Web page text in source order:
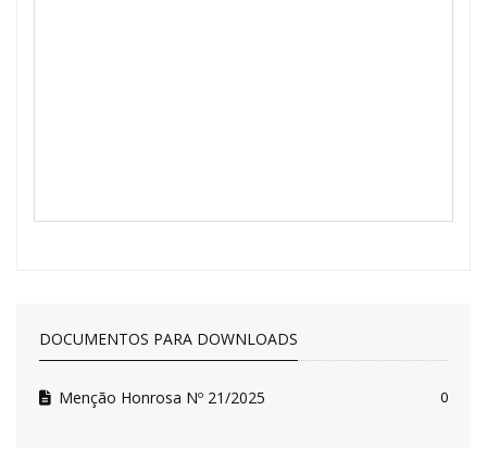
DOCUMENTOS PARA DOWNLOADS
Menção Honrosa Nº 21/2025 0